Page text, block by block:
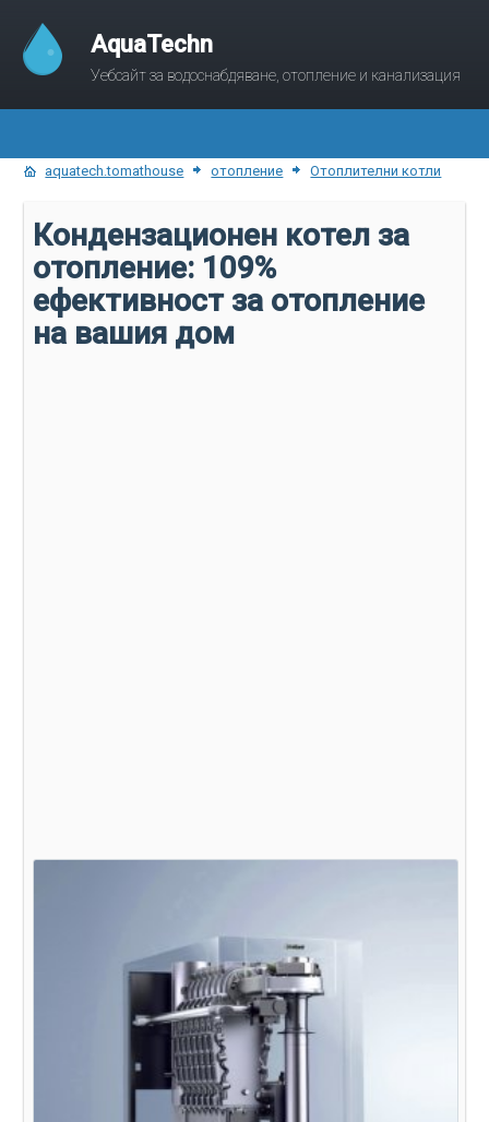
AquaTechn
Уебсайт за водоснабдяване, отопление и канализация
aquatech.tomathouse отопление Отоплителни котли
Кондензационен котел за
отопление: 109%
ефективност за отопление
на вашия дом